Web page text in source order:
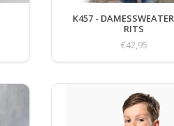
K457 -
RITS
€42,95